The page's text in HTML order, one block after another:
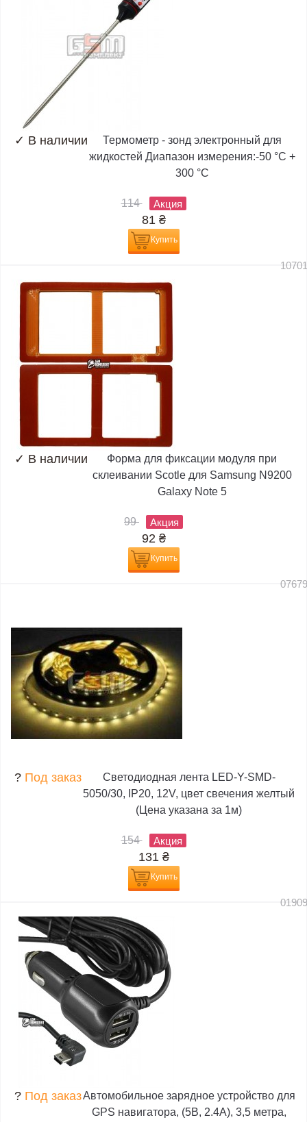
✓ В наличии
Термометр - зонд электронный для
жидкостей Диапазон измерения:-50 °C +
300 °C
114 Акция
81 ₴
Купить
✓ В наличии
Форма для фиксации модуля при
склеивании Scotle для Samsung N9200
Galaxy Note 5
99 Акция
92 ₴
Купить
? Под заказ
Светодиодная лента LED-Y-SMD-
5050/30, IP20, 12V, цвет свечения желтый
(Цена указана за 1м)
154 Акция
131 ₴
Купить
? Под заказАвтомобильное зарядное устройство для
GPS навигатора, (5В, 2.4А), 3,5 метра,